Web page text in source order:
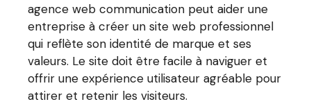
agence web communication peut aider une
entreprise à créer un site web professionnel
qui reflète son identité de marque et ses
valeurs. Le site doit être facile à naviguer et
offrir une expérience utilisateur agréable pour
attirer et retenir les visiteurs.